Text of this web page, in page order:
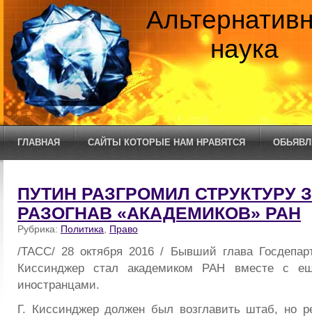
наука
ГЛАВНАЯ САЙТЫ КОТОРЫЕ НАМ НРАВЯТСЯ
ПУТИН РАЗГРОМИЛ СТРУКТУРУ
РАЗОГНАВ «АКАДЕМИКОВ» РАН
Рубрика: Политика Право
/ТАСС/ 28 октября 2016 / Бывший глава
Киссинджер стал академиком РАН вместе с
иностранцами.
Г. Киссинджер должен был возглавить штаб, но